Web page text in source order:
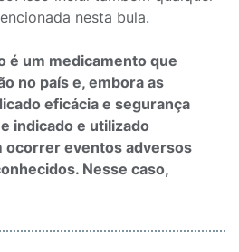
nesta bula.
é um medicamento que
no país e, embora as
eficácia e segurança
indicado e utilizado
ocorrer eventos adversos
Nesse caso,